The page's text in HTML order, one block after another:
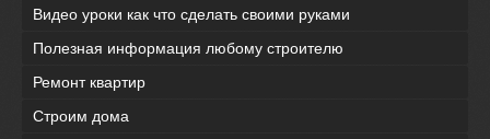
Видео уроки как что сделать своими руками
Полезная информация любому строителю
Ремонт квартир
Строим дома